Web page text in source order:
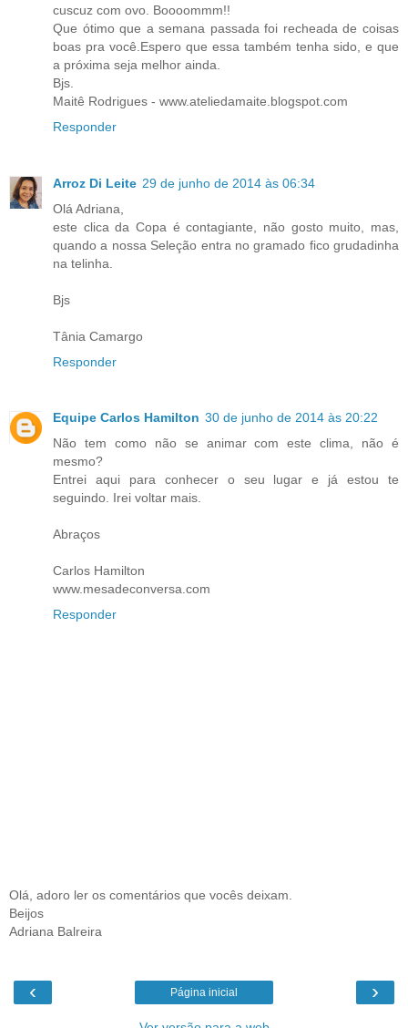
cuscuz com ovo. Boooommm!!
Que ótimo que a semana passada foi recheada de coisas
boas pra você.Espero que essa também tenha sido, e que
a próxima seja melhor ainda.
Bjs.
Maitê Rodrigues - www.ateliedamaite.blogspot.com
Responder
Arroz Di Leite 29 de junho de 2014 às 06:34
Olá Adriana,
este clica da Copa é contagiante, não gosto muito, mas,
quando a nossa Seleção entra no gramado fico grudadinha
na telinha.
Bjs
Tânia Camargo
Responder
Equipe Carlos Hamilton 30 de junho de 2014 às 20:22
Não tem como não se animar com este clima, não é
mesmo?
Entrei aqui para conhecer o seu lugar e já estou te
seguindo. Irei voltar mais.
Abraços
Carlos Hamilton
www.mesadeconversa.com
Responder
Olá, adoro ler os comentários que vocês deixam.
Beijos
Adriana Balreira
‹ ›
Página inicial